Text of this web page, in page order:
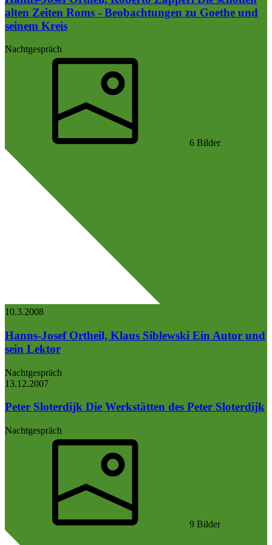
alten Zeiten Roms - Beobachtungen zu Goethe und
seinem Kreis
Nachtgespräch
6 Bilder
10.3.2008
Hanns-Josef Ortheil, Klaus Siblewski Ein Autor und
sein Lektor
Nachtgespräch
13.12.2007
Peter Sloterdijk Die Werkstätten des Peter Sloterdijk
Nachtgespräch
9 Bilder